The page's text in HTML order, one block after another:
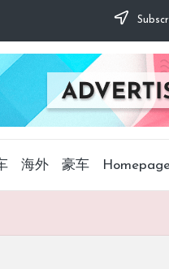
海外 豪车